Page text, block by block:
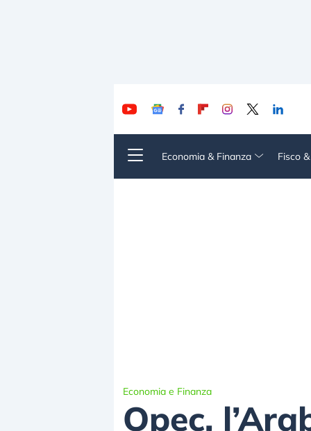
Economia & Finanza Fisco
Economia e Finanza
Opec,